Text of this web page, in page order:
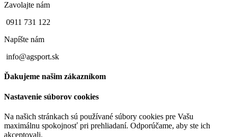
Zavolajte nám
0911 731 122
Napíšte nám
info@agsport.sk
Ďakujeme našim zákazníkom
Nastavenie súborov cookies
Na našich stránkach sú používané súbory cookies pre Vašu
maximálnu spokojnosť pri prehliadaní. Odporúčame, aby ste ich
akceptovali.